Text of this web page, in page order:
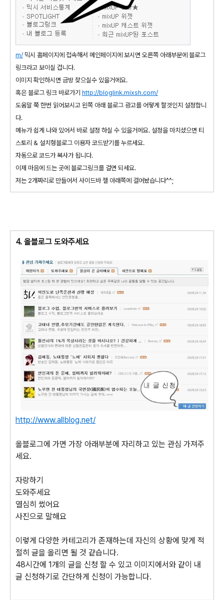
m/ 믹시 홈페이지에 접속해서 메인페이지에 보시면 오른쪽 아래부분에 블로그
링크라고 보이실 겁니다.
이미지 확인하시면 금방 찾으실수 있을거에요.
혹은 블로그 링크 바로가기 http://bloglink.mixsh.com/
도움말 쭉 한번 읽어보시고 왼쪽 아래 블로그 광고를 어떻게 할것인지 설정합니
다.
메뉴가 쉽게 나와 있어서 바로 설정 하실 수 있을거에요. 설정을 마치셨으면 티
스토리 & 설치형블로그 이용자 코드받기를 누르세요.
자동으로 코드가 복사가 됩니다.
이제 마음에 드는 곳에 블로그링크를 걸면 되세요.
저는 2개짜리로 만들어서 사이드바 젤 아래쪽에 걸어놨습니다^^;
4. 올블로그 도와주세요
http://www.allblog.net/
올블로그에 가면 가장 아래부분에 자리하고 있는 관심 가져주
세요.
자랑하기
도와주세요
열심히 썼어요
사진으로 말해요
이렇게 다양한 카테고리가 존재하는데 자신의 상황에 맞게 적
절히 글을 올리면 될 것 같습니다.
48시간에 1개의 글을 신청 할 수 있고 이미지에서와 같이 내
글 신청하기로 간단하게 신청이 가능합니다.